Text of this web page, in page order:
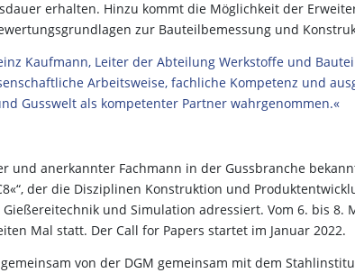
erhalten. Hinzu kommt die Möglichkeit der
zur Bauteilbemessung und
Kaufmann, Leiter der Abteilung Werkstoffe und
Arbeitsweise, fachliche Kompetenz und
Gusswelt als kompetenter Partner wahrgenommen.«
und anerkannter Fachmann in der Gussbranche
der die Disziplinen Konstruktion und
und Simulation adressiert. Vom 6. bis 8.
Mal statt. Der Call for Papers startet im Januar 2022.
von der DGM gemeinsam mit dem